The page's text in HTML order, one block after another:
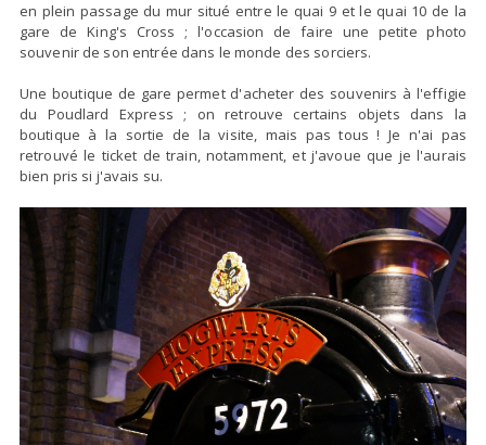
en plein passage du mur situé entre le quai 9 et le quai 10 de la
gare de King's Cross ; l'occasion de faire une petite photo
souvenir de son entrée dans le monde des sorciers.
Une boutique de gare permet d'acheter des souvenirs à l'effigie
du Poudlard Express ; on retrouve certains objets dans la
boutique à la sortie de la visite, mais pas tous ! Je n'ai pas
retrouvé le ticket de train, notamment, et j'avoue que je l'aurais
bien pris si j'avais su.